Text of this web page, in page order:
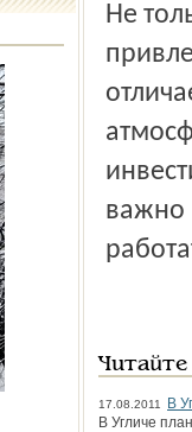
Не
важно
17.08.2011
В
В Угличе